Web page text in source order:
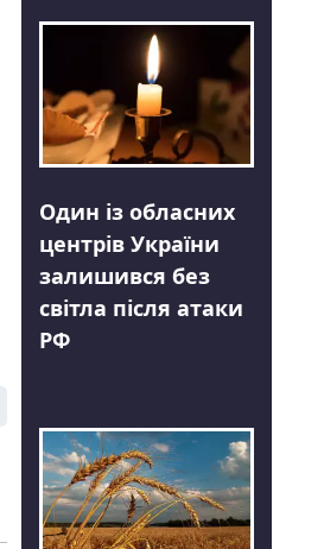
Один із обласних
центрів України
залишився без
світла після атаки
РФ